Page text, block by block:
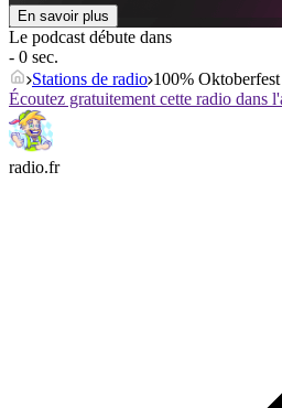
En savoir plus
Le podcast débute dans
- 0 sec.
Stations de radio 100%
Écoutez gratuitement cette radio dans
radio.fr